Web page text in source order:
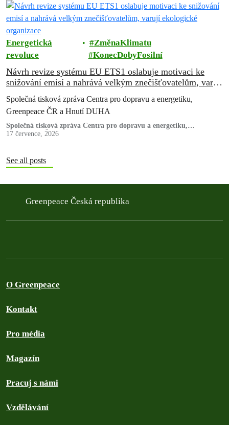
Energetická
revoluce
ZměnaKlimatu
KonecDobyFosilní
Návrh revize systému EU ETS1 oslabuje motivaci ke
snižování emisí a nahrává velkým znečišťovatelům, varují
ekologické organizace
Společná tisková zpráva Centra pro dopravu a energetiku,
Greenpeace ČR a Hnutí DUHA
Společná tisková zpráva Centra pro dopravu a energetiku,
Greenpeace ČR a Hnutí DUHA
17 července, 2026
See all posts
Greenpeace Česká republika
O Greenpeace
Kontakt
Pro média
Magazín
Pracuj s námi
Vzdělávání